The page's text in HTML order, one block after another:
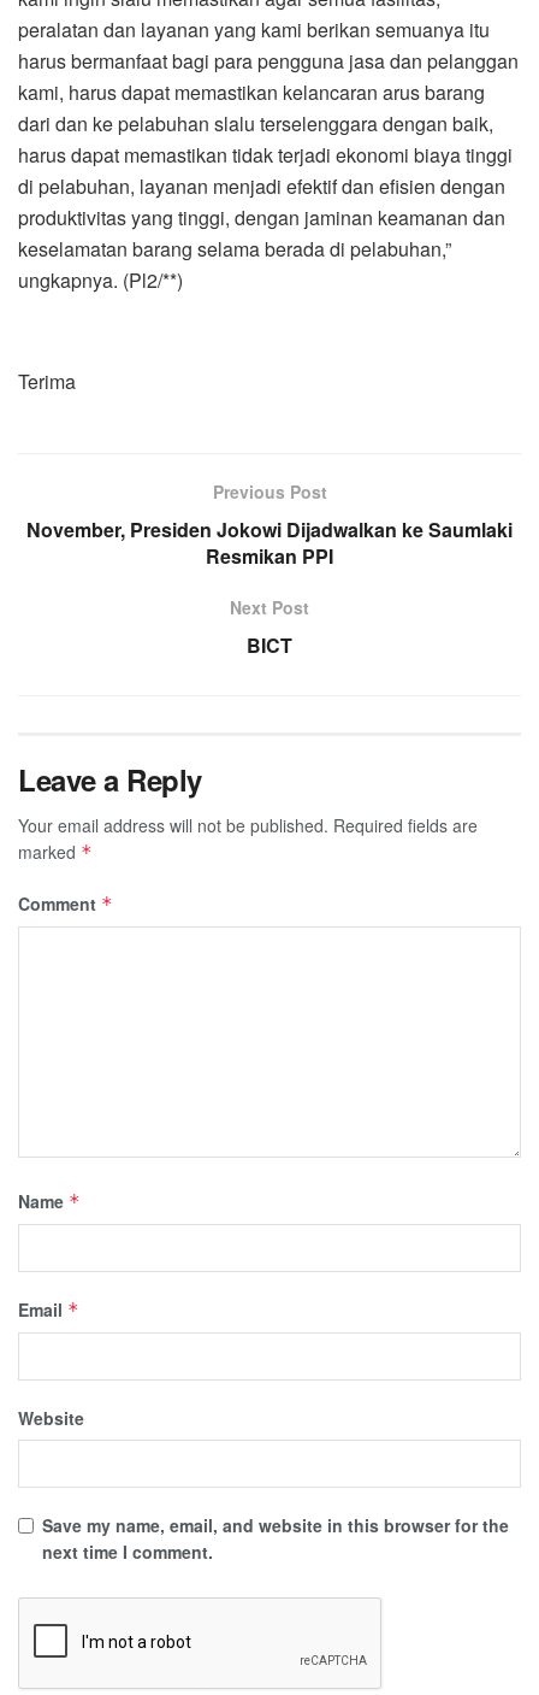
peralatan dan layanan yang kami berikan semuanya itu
harus bermanfaat bagi para pengguna jasa dan pelanggan
kami, harus dapat memastikan kelancaran arus barang
dari dan ke pelabuhan slalu terselenggara dengan baik,
harus dapat memastikan tidak terjadi ekonomi biaya tinggi
di pelabuhan, layanan menjadi efektif dan efisien dengan
produktivitas yang tinggi, dengan jaminan keamanan dan
keselamatan barang selama berada di pelabuhan,”
ungkapnya. (Pl2/**)
Terima
Previous Post
November, Presiden Jokowi Dijadwalkan ke Saumlaki
Resmikan PPI
Next Post
BICT
Leave a Reply
Your email address will not be published. Required fields are
marked *
Comment *
Name *
Email *
Website
Save my name, email, and website in this browser for the
next time I comment.